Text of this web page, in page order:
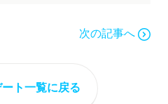
次の記事へ
ト一覧に戻る